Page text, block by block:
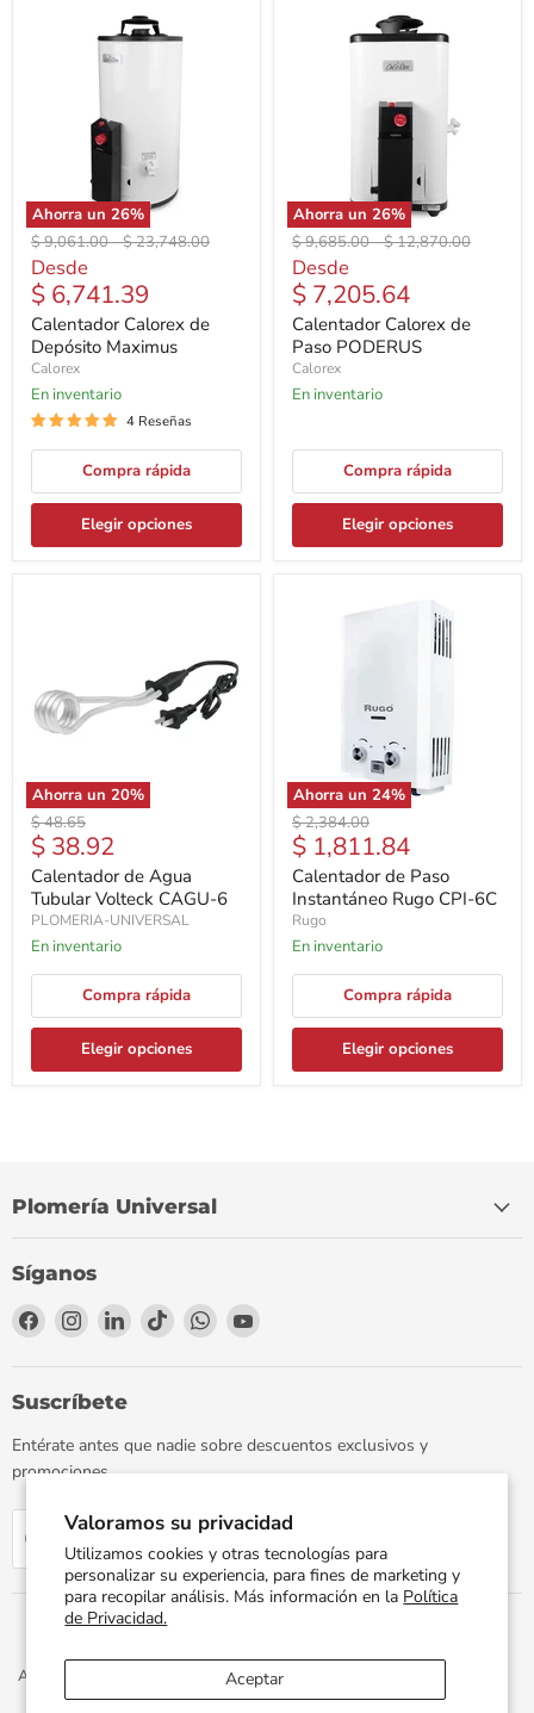
Valoramos su privacidad
Utilizamos cookies y otras tecnologías para
personalizar su experiencia, para fines de marketing y
para recopilar análisis. Más información en la Política
de Privacidad.
Aceptar
Ahorra un 26%
Precio
original
$ 9,061.00-Precio
$ 23,748.00
Desde
$ 6,741.39
Calentador Calorex de
Depósito Maximus
Calorex
En inventario
4 Reseñas
Compra rápida
Elegir opciones
Ahorra un 26%
Precio
original
$ 9,685.00-Precio
$ 12,870.00
Desde
$ 7,205.64
Calentador Calorex de
Paso PODERUS
Calorex
En inventario
Compra rápida
Elegir opciones
Ahorra un 20%
Precio
original
$ 48.65
Precio
actual
$ 38.92
Calentador de Agua
Tubular Volteck CAGU-6
PLOMERIA-UNIVERSAL
En inventario
Compra rápida
Elegir opciones
Ahorra un 24%
Precio
original
$ 2,384.00
Precio
actual
$ 1,811.84
Calentador de Paso
Instantáneo Rugo CPI-6C
Rugo
En inventario
Compra rápida
Elegir opciones
Plomería Universal
Síganos
Encuéntrenos
Facebook
Encuéntrenos
Instagram
Encuéntrenos
LinkedIn
Encuéntrenos
TikTok
Encuéntrenos
WhatsApp
Encuéntrenos
YouTube
Suscríbete
Entérate antes que nadie sobre descuentos exclusivos y
promociones.
Correo electrónico
Aviso de Privacidad Términos y Condiciones
Facturación Electrónica
Preguntas Frecuentes